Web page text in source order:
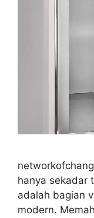
hanya sekadar
adalah bagian
modern.